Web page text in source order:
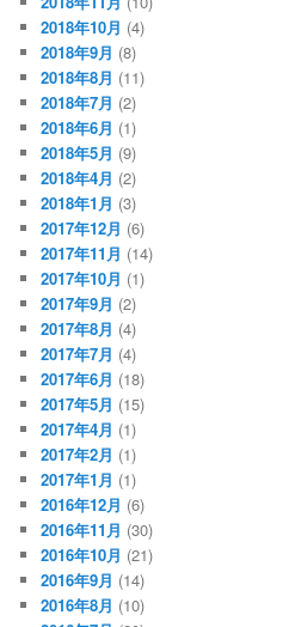
2018年10月 (4)
2018年9月 (8)
2018年8月 (11)
2018年7月 (2)
2018年6月 (1)
2018年5月 (9)
2018年4月 (2)
2018年1月 (3)
2017年12月 (6)
2017年11月 (14)
2017年10月 (1)
2017年9月 (2)
2017年8月 (4)
2017年7月 (4)
2017年6月 (18)
2017年5月 (15)
2017年4月 (1)
2017年2月 (1)
2017年1月 (1)
2016年12月 (6)
2016年11月 (30)
2016年10月 (21)
2016年9月 (14)
2016年8月 (10)